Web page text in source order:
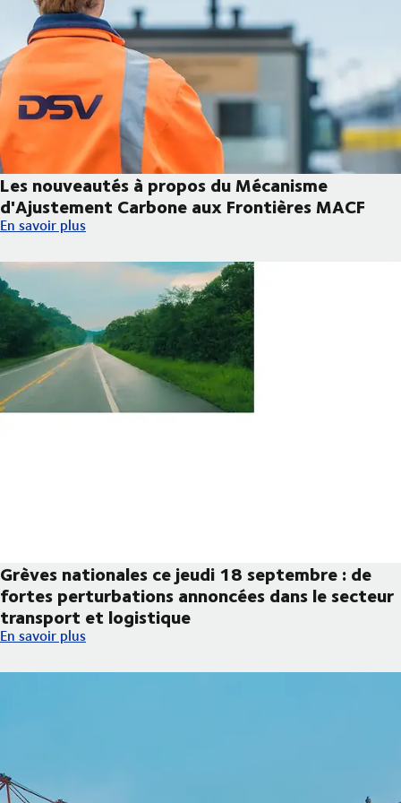
Les nouveautés à propos du Mécanisme
d'Ajustement Carbone aux Frontières MACF
Les nouveautés à propos du Mécanisme d'Ajustement Carbone
En savoir plus
Grèves nationales ce jeudi 18 septembre : de
fortes perturbations annoncées dans le secteur
transport et logistique
Grèves nationales ce jeudi 18 septembre : de fortes
En savoir plus